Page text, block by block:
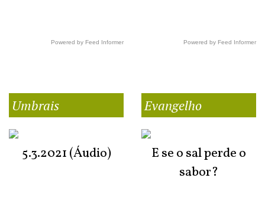
Powered by Feed Informer Powered by Feed Informer
Umbrais
5.3.2021 (Áudio)
Evangelho
E se o sal perde o
sabor?